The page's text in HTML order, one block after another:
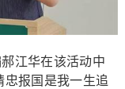
江华在该活动中
忠报国是我一生追